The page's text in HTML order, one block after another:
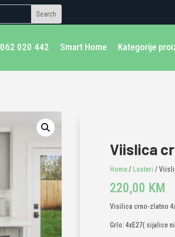
062 020 442 Smart Home Kategorije
Viislica
Home/ Lusteri /
220,00 KM
Visilica crno-zlatno
Grlo: 4xE27( sijalice